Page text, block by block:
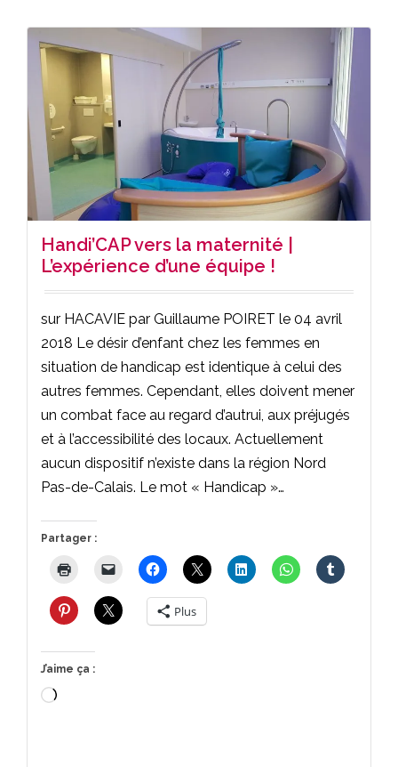
Handi’CAP vers la maternité |
L’expérience d’une équipe !
sur HACAVIE par Guillaume POIRET le 04 avril
2018 Le désir d’enfant chez les femmes en
situation de handicap est identique à celui des
autres femmes. Cependant, elles doivent mener
un combat face au regard d’autrui, aux préjugés
et à l’accessibilité des locaux. Actuellement
aucun dispositif n’existe dans la région Nord
Pas-de-Calais. Le mot « Handicap »…
Partager :
Plus
J’aime ça :
Chargement…